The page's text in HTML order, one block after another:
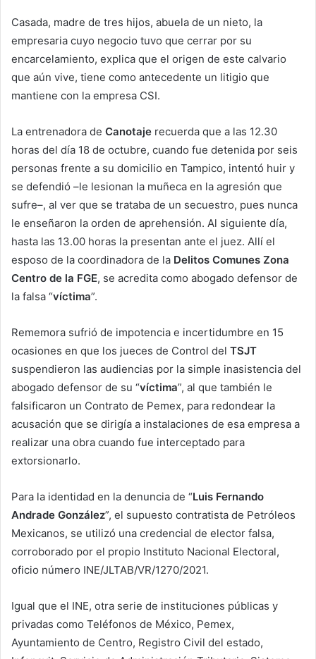
Casada, madre de tres hijos, abuela de un nieto, la
empresaria cuyo negocio tuvo que cerrar por su
encarcelamiento, explica que el origen de este calvario
que aún vive, tiene como antecedente un litigio que
mantiene con la empresa CSI.
La entrenadora de Canotaje recuerda que a las 12.30
horas del día 18 de octubre, cuando fue detenida por seis
personas frente a su domicilio en Tampico, intentó huir y
se defendió –le lesionan la muñeca en la agresión que
sufre–, al ver que se trataba de un secuestro, pues nunca
le enseñaron la orden de aprehensión. Al siguiente día,
hasta las 13.00 horas la presentan ante el juez. Allí el
esposo de la coordinadora de la Delitos Comunes Zona
Centro de la FGE, se acredita como abogado defensor de
la falsa “víctima”.
Rememora sufrió de impotencia e incertidumbre en 15
ocasiones en que los jueces de Control del TSJT
suspendieron las audiencias por la simple inasistencia del
abogado defensor de su “víctima”, al que también le
falsificaron un Contrato de Pemex, para redondear la
acusación que se dirigía a instalaciones de esa empresa a
realizar una obra cuando fue interceptado para
extorsionarlo.
Para la identidad en la denuncia de “Luis Fernando
Andrade González”, el supuesto contratista de Petróleos
Mexicanos, se utilizó una credencial de elector falsa,
corroborado por el propio Instituto Nacional Electoral,
oficio número INE/JLTAB/VR/1270/2021.
Igual que el INE, otra serie de instituciones públicas y
privadas como Teléfonos de México, Pemex,
Ayuntamiento de Centro, Registro Civil del estado,